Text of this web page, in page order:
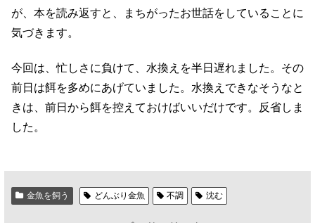
が、本を読み返すと、まちがったお世話をしていることに
気づきます。
今回は、忙しさに負けて、水換えを半日遅れました。その
前日は餌を多めにあげていました。水換えできなそうなと
きは、前日から餌を控えておけばいいだけです。反省しま
した。
金魚を飼う どんぶり金魚 不調 沈む